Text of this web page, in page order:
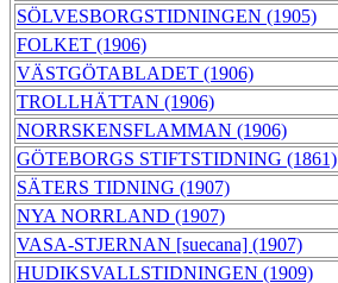
SÖLVESBORGSTIDNINGEN (1905)
FOLKET (1906)
VÄSTGÖTABLADET (1906)
TROLLHÄTTAN (1906)
NORRSKENSFLAMMAN (1906)
GÖTEBORGS STIFTSTIDNING (1861)
SÄTERS TIDNING (1907)
NYA NORRLAND (1907)
VASA-STJERNAN [suecana] (1907)
HUDIKSVALLSTIDNINGEN (1909)